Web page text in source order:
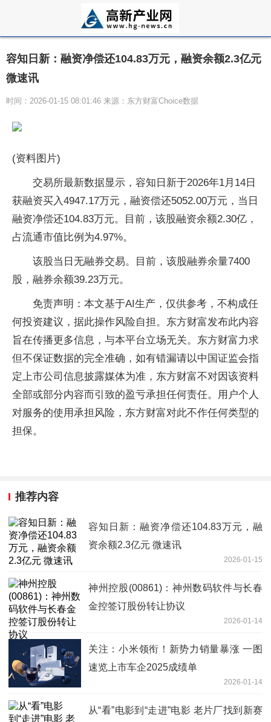
容知日新：融资净偿还104.83万元，融资余额2.3亿元
微速讯
时间：2026-01-15 08:01:46 来源：东方财富Choice数据
(资料图片)
交易所最新数据显示，容知日新于2026年1月14日
获融资买入4947.17万元，融资偿还5052.00万元，当日
融资净偿还104.83万元。目前，该股融资余额2.30亿，
占流通市值比例为4.97%。
该股当日无融券交易。目前，该股融券余量7400
股，融券余额39.23万元。
免责声明：本文基于AI生产，仅供参考，不构成任
何投资建议，据此操作风险自担。东方财富发布此内容
旨在传播更多信息，与本平台立场无关。东方财富力求
但不保证数据的完全准确，如有错漏请以中国证监会指
定上市公司信息披露媒体为准，东方财富不对因该资料
全部或部分内容而引致的盈亏承担任何责任。用户个人
对服务的使用承担风险，东方财富对此不作任何类型的
担保。
推荐内容
容知日新：融资净偿还104.83万元，融
资余额2.3亿元 微速讯
2026-01-15
神州控股(00861)：神州数码软件与长春
金控签订股份转让协议
2026-01-14
关注：小米领衔！新势力销量暴涨 一图
速览上市车企2025成绩单
2026-01-14
从“看”电影到“走进”电影 老片厂找到新赛